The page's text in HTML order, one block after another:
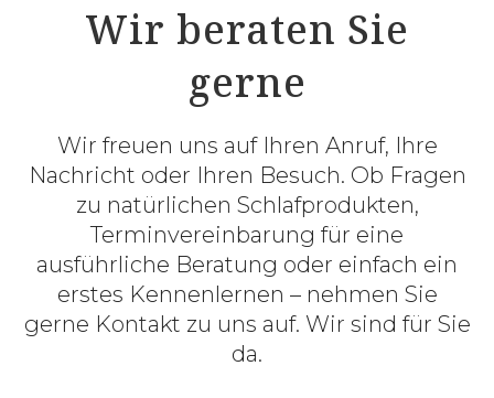
Wir beraten Sie
gerne
Wir freuen uns auf Ihren Anruf, Ihre
Nachricht oder Ihren Besuch. Ob Fragen
zu natürlichen Schlafprodukten,
Terminvereinbarung für eine
ausführliche Beratung oder einfach ein
erstes Kennenlernen – nehmen Sie
gerne Kontakt zu uns auf. Wir sind für Sie
da.